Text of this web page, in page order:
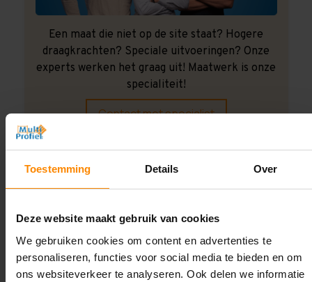
Toestemming Details Over
Deze website maakt gebruik van cookies
We gebruiken cookies om content en advertenties te
personaliseren, functies voor social media te bieden en om
ons websiteverkeer te analyseren. Ook delen we informatie
Een maat die niet op de site staat? Hogere
draagkrachten? Speciale uitvoeringen? Onze
experts werken het graag uit! Maatwerk is onze
specialiteit!
Contact met specialist
Montage uitbesteden?